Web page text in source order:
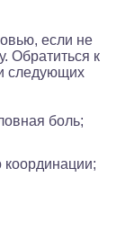
если не
Обратиться к
следующих
боль;
координации;